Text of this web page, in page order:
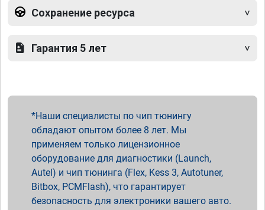
Сохранение ресурса
Гарантия 5 лет
Наши специалисты по чип тюнингу
обладают опытом более 8 лет. Мы
применяем только лицензионное
оборудование для диагностики (Launch,
Autel) и чип тюнинга (Flex, Kess 3, Autotuner,
Bitbox, PCMFlash), что гарантирует
безопасность для электроники вашего авто.